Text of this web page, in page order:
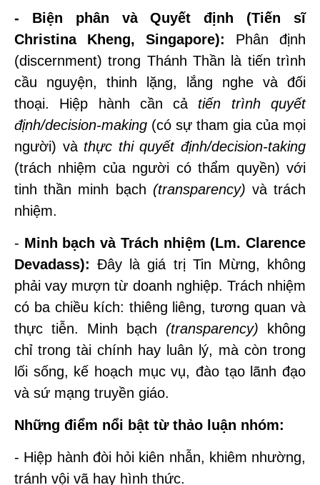
- Biện phân và Quyết định (Tiến sĩ
Christina Kheng, Singapore): Phân định
(discernment) trong Thánh Thần là tiến trình
cầu nguyện, thinh lặng, lắng nghe và đối
thoại. Hiệp hành cần cả tiến trình quyết
định/decision-making (có sự tham gia của mọi
người) và thực thi quyết định/decision-taking
(trách nhiệm của người có thẩm quyền) với
tinh thần minh bạch (transparency) và trách
nhiệm.
- Minh bạch và Trách nhiệm (Lm. Clarence
Devadass): Đây là giá trị Tin Mừng, không
phải vay mượn từ doanh nghiệp. Trách nhiệm
có ba chiều kích: thiêng liêng, tương quan và
thực tiễn. Minh bạch (transparency) không
chỉ trong tài chính hay luân lý, mà còn trong
lối sống, kế hoạch mục vụ, đào tạo lãnh đạo
và sứ mạng truyền giáo.
Những điểm nổi bật từ thảo luận nhóm:
- Hiệp hành đòi hỏi kiên nhẫn, khiêm nhường,
tránh vội vã hay hình thức.